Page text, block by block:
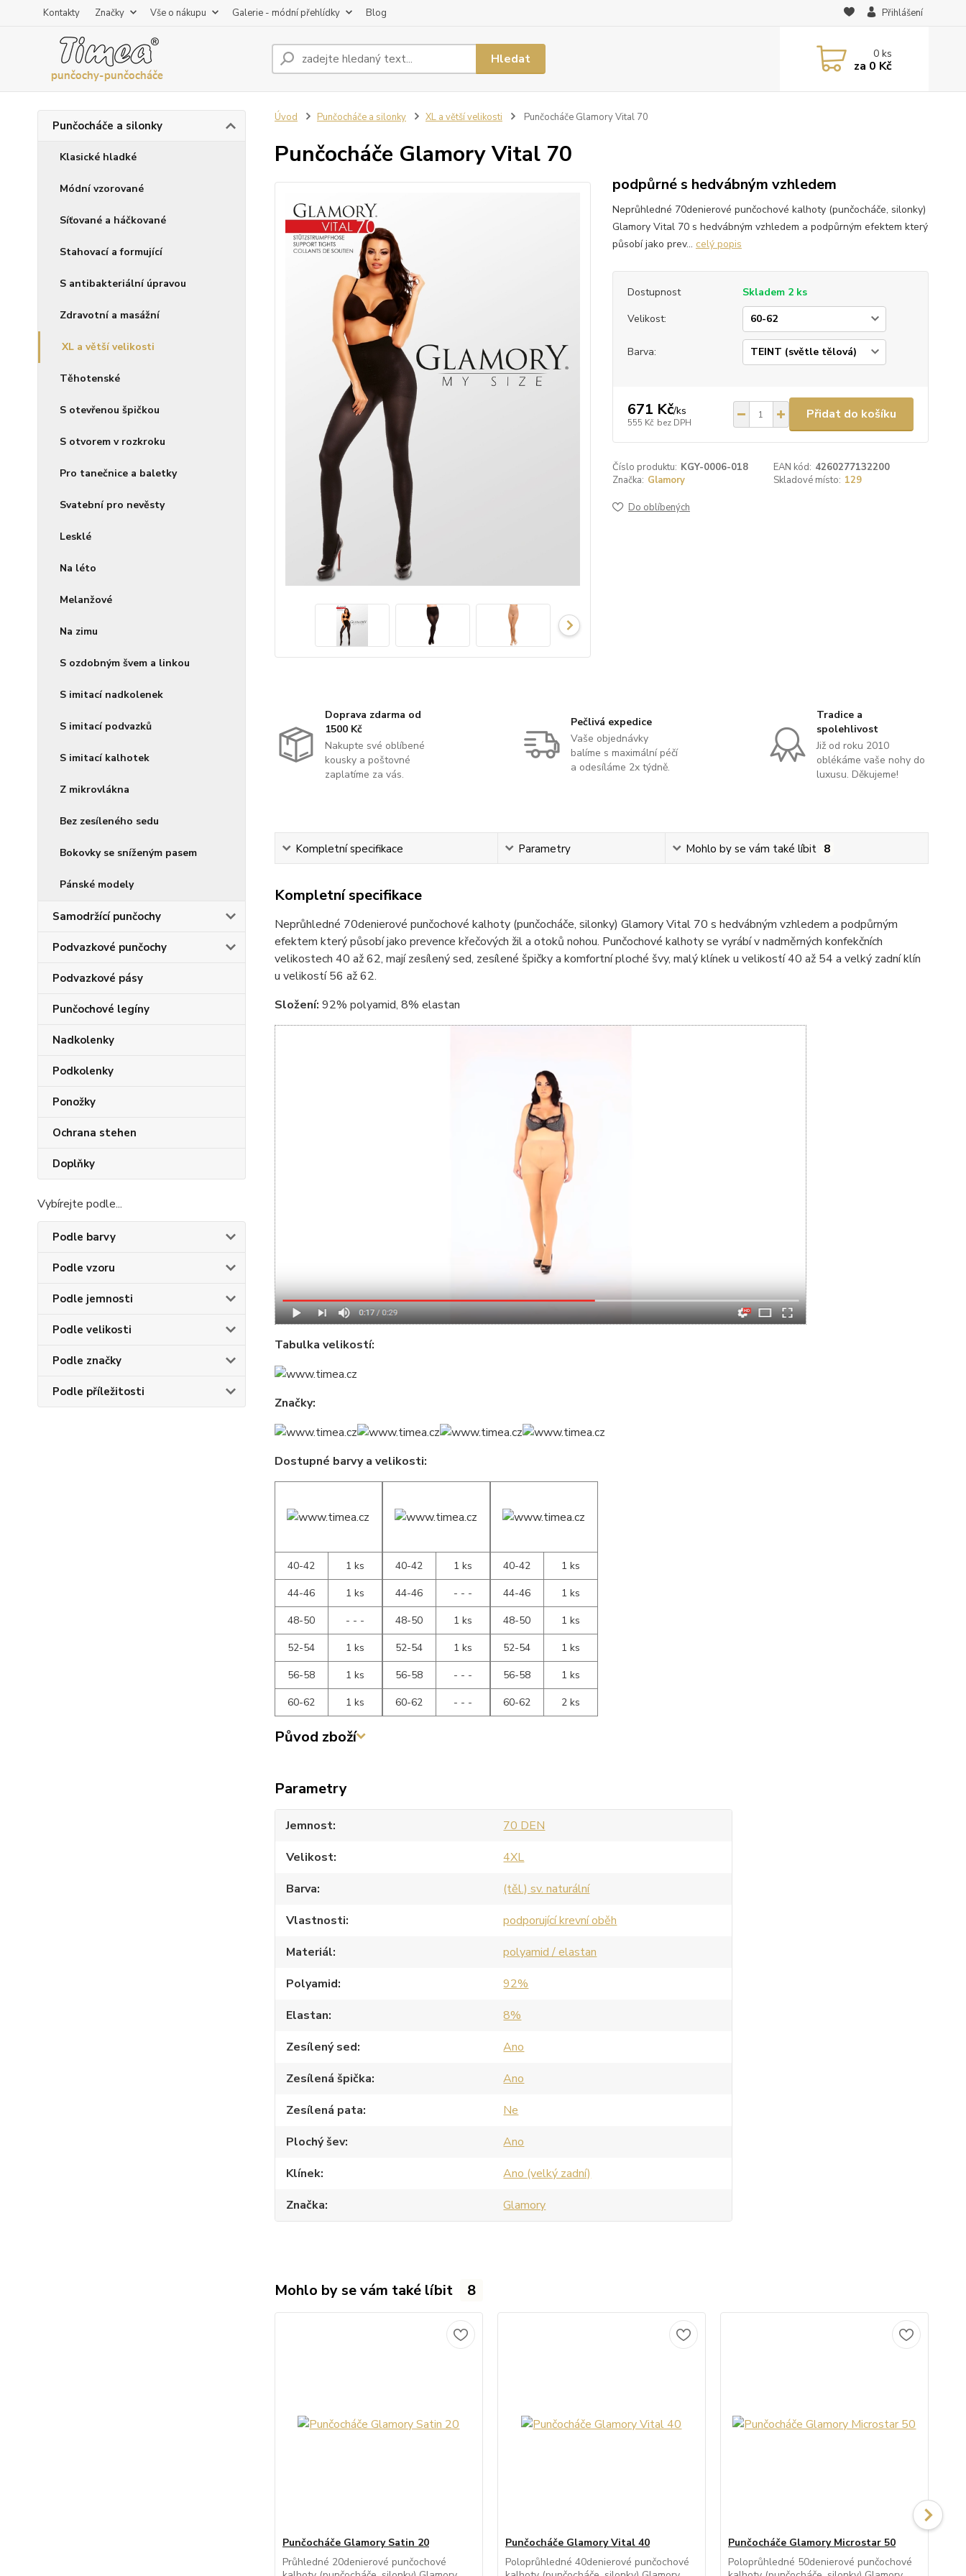
Kontakty Značky Vše o nákupu Galerie - módní přehlídky Blog Přihlášení
Hledat 0ks
za 0 Kč
Punčocháče a silonky
Klasické hladké
Módní vzorované
Síťované a háčkované
Stahovací a formující
S antibakteriální úpravou
Zdravotní a masážní
XL a větší velikosti
Těhotenské
S otevřenou špičkou
S otvorem v rozkroku
Pro tanečnice a baletky
Svatební pro nevěsty
Lesklé
Na léto
Melanžové
Na zimu
S ozdobným švem a linkou
S imitací nadkolenek
S imitací podvazků
S imitací kalhotek
Z mikrovlákna
Bez zesíleného sedu
Bokovky se sníženým pasem
Pánské modely
Samodržící punčochy
Podvazkové punčochy
Podvazkové pásy
Punčochové legíny
Nadkolenky
Podkolenky
Ponožky
Ochrana stehen
Doplňky
Vybírejte podle...
Podle barvy
Podle vzoru
Podle jemnosti
Podle velikosti
Podle značky
Podle příležitosti
Úvod Punčocháče a silonky XL a větší velikosti Punčocháče Glamory Vital 70
Punčocháče Glamory Vital 70
podpůrné s hedvábným vzhledem
Neprůhledné 70denierové punčochové kalhoty (punčocháče, silonky)
Glamory Vital 70 s hedvábným vzhledem a podpůrným efektem který
působí jako prev... celý popis
Dostupnost
Skladem 2 ks
Velikost:
Barva:
671 Kč/ks
555 Kč bez DPH
Přidat do košíku
Číslo produktu: KGY-0006-018 EAN kód: 4260277132200
Značka: Glamory Skladové místo: 129
Do oblíbených
Doprava zdarma od
1500 Kč
Nakupte své oblíbené
kousky a poštovné
zaplatíme za vás.
Pečlivá expedice
Vaše objednávky
balíme s maximální péčí
a odesíláme 2x týdně.
Tradice a
spolehlivost
Již od roku 2010
oblékáme vaše nohy do
luxusu. Děkujeme!
Kompletní specifikace Parametry Mohlo by se vám také líbit 8
Kompletní specifikace
Neprůhledné 70denierové punčochové kalhoty (punčocháče, silonky) Glamory Vital 70 s hedvábným vzhledem a podpůrným
efektem který působí jako prevence křečových žil a otoků nohou. Punčochové kalhoty se vyrábí v nadměrných konfekčních
velikostech 40 až 62, mají zesílený sed, zesílené špičky a komfortní ploché švy, malý klínek u velikostí 40 až 54 a velký zadní klín
u velikostí 56 až 62.
Složení: 92% polyamid, 8% elastan
Tabulka velikostí:
Značky:
Dostupné barvy a velikosti:
40-42
1 ks
44-46
1 ks
48-50
- - -
52-54
1 ks
56-58
1 ks
60-62
1 ks
40-42
1 ks
44-46
- - -
48-50
1 ks
52-54
1 ks
56-58
- - -
60-62
- - -
40-42
1 ks
44-46
1 ks
48-50
1 ks
52-54
1 ks
56-58
1 ks
60-62
2 ks
Původ zboží
Parametry
Jemnost
70 DEN
Velikost
4XL
Barva
(těl.) sv. naturální
Vlastnosti
podporující krevní oběh
Materiál
polyamid / elastan
Polyamid
92%
Elastan
8%
Zesílený sed
Ano
Zesílená špička
Ano
Zesílená pata
Ne
Plochý šev
Ano
Klínek
Ano (velký zadní)
Značka
Glamory
Mohlo by se vám také líbit 8
Punčocháče Glamory Satin 20
Průhledné 20denierové punčochové
Punčocháče Glamory Vital 40
Poloprůhledné 40denierové punčochové
Punčocháče Glamory Microstar 50
Poloprůhledné 50denierové punčochové